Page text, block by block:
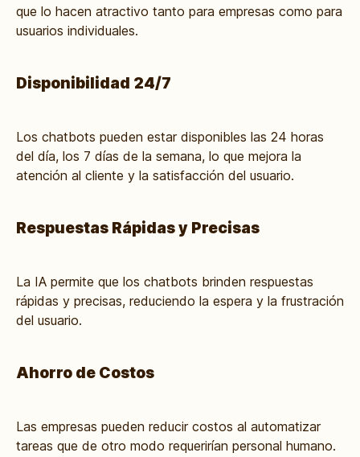
que lo hacen atractivo tanto para empresas como para
usuarios individuales.
Disponibilidad 24/7
Los chatbots pueden estar disponibles las 24 horas
del día, los 7 días de la semana, lo que mejora la
atención al cliente y la satisfacción del usuario.
Respuestas Rápidas y Precisas
La IA permite que los chatbots brinden respuestas
rápidas y precisas, reduciendo la espera y la frustración
del usuario.
Ahorro de Costos
Las empresas pueden reducir costos al automatizar
tareas que de otro modo requerirían personal humano.